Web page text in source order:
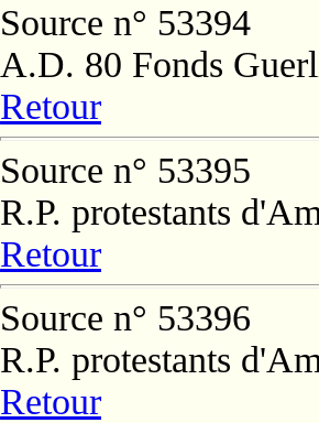
Source n° 53394
A.D. 80 Fonds
Retour
Source n° 53395
R.P. protestants
Retour
Source n° 53396
R.P. protestants
Retour